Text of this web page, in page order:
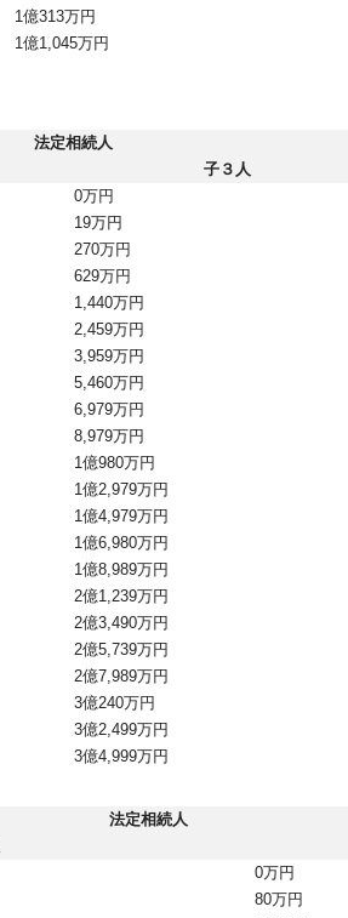
1億313万円
1億1,045万円
法定相続人
子３人
0万円
19万円
270万円
629万円
1,440万円
2,459万円
3,959万円
5,460万円
6,979万円
8,979万円
1億980万円
1億2,979万円
1億4,979万円
1億6,980万円
1億8,989万円
2億1,239万円
2億3,490万円
2億5,739万円
2億7,989万円
3億240万円
3億2,499万円
3億4,999万円
法定相続人
0万円
80万円